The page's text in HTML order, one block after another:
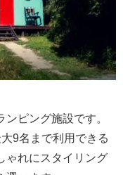
ピング施設です。
9名まで利用できる
ゃれにスタイリング